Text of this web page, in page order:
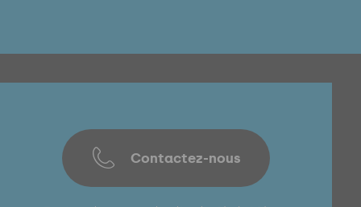
Contactez-nous